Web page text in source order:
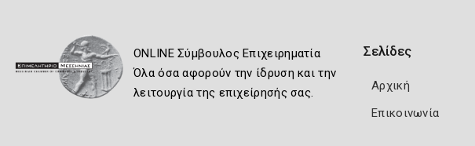
ONLINE Σύμβουλος Επιχειρηματία
Όλα όσα αφορούν την ίδρυση και την
λειτουργία της επιχείρησής σας.
Σελίδες
Αρχική
Επικοινωνία